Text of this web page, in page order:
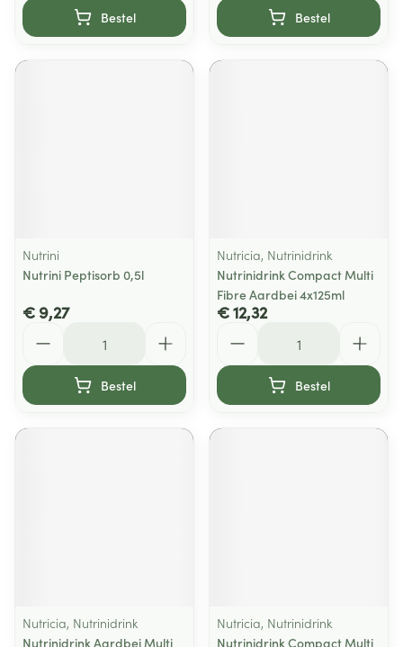
Bestel Bestel
Nutrini
Nutrini Peptisorb 0,5l
€ 9,27
Bestel
Nutricia, Nutrinidrink
Nutrinidrink Compact Multi
Fibre Aardbei 4x125ml
€ 12,32
Bestel
Nutricia, Nutrinidrink
Nutrinidrink Aardbei Multi
Nutricia, Nutrinidrink
Nutrinidrink Compact Multi